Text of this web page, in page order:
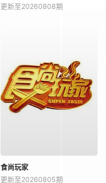
更新至20260808期
食尚玩家
更新至20260805期